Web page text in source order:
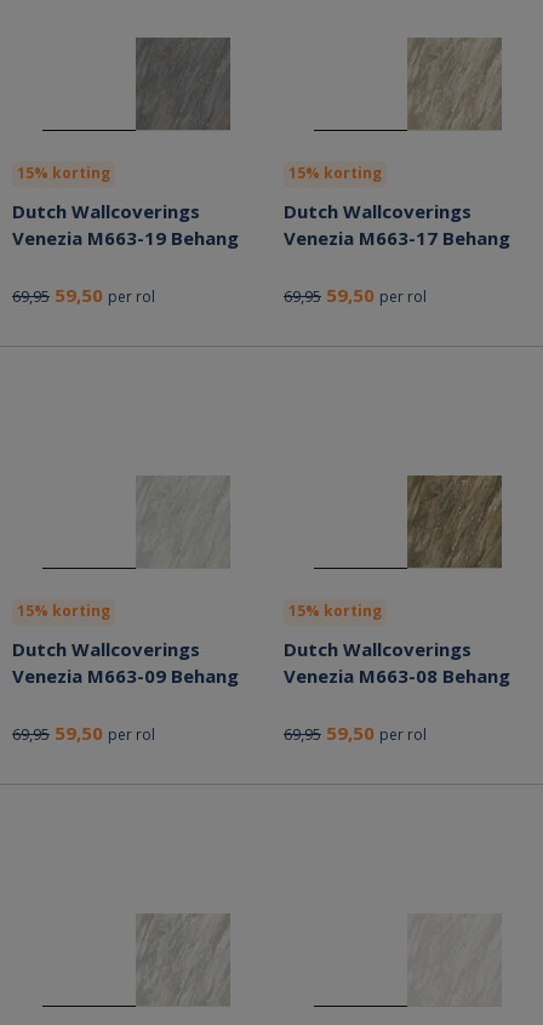
15% korting
Dutch Wallcoverings
Venezia M663-19 Behang
69,95 59,50 per rol
15% korting
Dutch Wallcoverings
Venezia M663-17 Behang
69,95 59,50 per rol
15% korting
Dutch Wallcoverings
Venezia M663-09 Behang
69,95 59,50 per rol
15% korting
Dutch Wallcoverings
Venezia M663-08 Behang
69,95 59,50 per rol